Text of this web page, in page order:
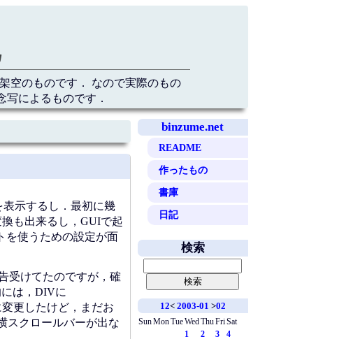
空のものです． なので実際のもの
によるものです．
binzume.net
README
作ったもの
書庫
日記
示するし．最初に幾
も出来るし，GUIで起
を使うための設定が面
受けてたのですが，確
は，DIVに
更したけど，まだお
スクロールバーが出な
検索
12< 2003-01 >02
SunMonTueWed ThuFriSat
1
2 3
4